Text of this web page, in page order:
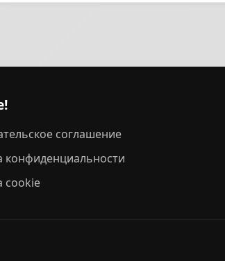
соглашение
конфиденциальности
cookie